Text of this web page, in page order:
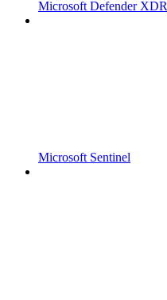
Microsoft Defender XDR
Microsoft Sentinel